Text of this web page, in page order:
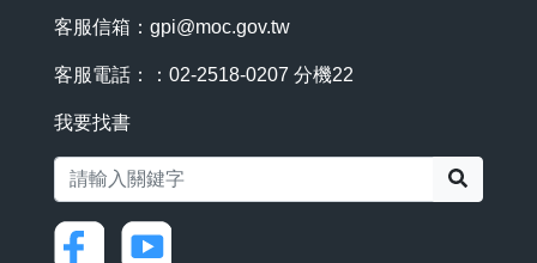
客服信箱： gpi@moc.gov.tw
客服電話：：02-2518-0207 分機22
我要找書